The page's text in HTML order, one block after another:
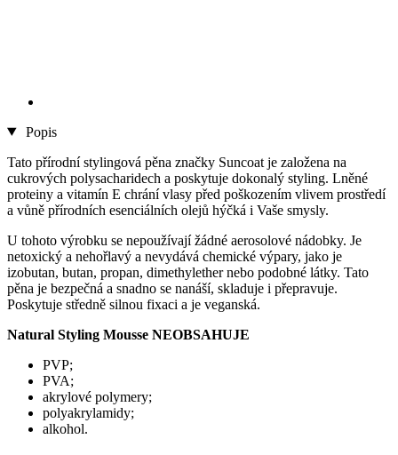
Popis
Tato přírodní stylingová pěna značky Suncoat je založena na
cukrových polysacharidech a poskytuje dokonalý styling. Lněné
proteiny a vitamín E chrání vlasy před poškozením vlivem prostředí
a vůně přírodních esenciálních olejů hýčká i Vaše smysly.
U tohoto výrobku se nepoužívají žádné aerosolové nádobky. Je
netoxický a nehořlavý a nevydává chemické výpary, jako je
izobutan, butan, propan, dimethylether nebo podobné látky. Tato
pěna je bezpečná a snadno se nanáší, skladuje i přepravuje.
Poskytuje středně silnou fixaci a je veganská.
Natural Styling Mousse NEOBSAHUJE
PVP;
PVA;
akrylové polymery;
polyakrylamidy;
alkohol.